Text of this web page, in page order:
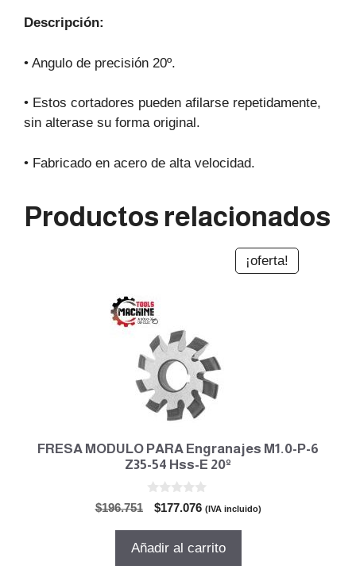
Descripción:
• Angulo de precisión 20º.
• Estos cortadores pueden afilarse repetidamente,
sin alterase su forma original.
• Fabricado en acero de alta velocidad.
Productos relacionados
¡oferta!
FRESA MODULO PARA Engranajes M1.0-P-6
Z35-54 Hss-E 20º
$196.751
El
original
$177.076El
actual
(IVA incluido)
Añadir al carrito